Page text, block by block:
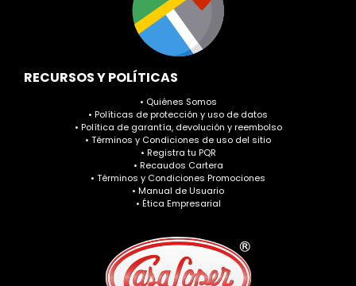
RECURSOS Y POLÍTICAS
• Quiénes Somos
• Políticas de protección y uso de datos
• Política de garantía, devolución y reembolso
• Términos y Condiciones de uso del sitio
• Registra tu PQR
• Recaudos Cartera
• Términos y Condiciones Promociones
• Manual de Usuario
• Ética Empresarial